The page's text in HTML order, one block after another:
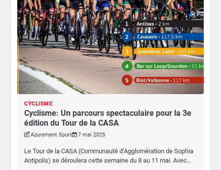
CYCLISME
Cyclisme: Un parcours spectaculaire pour la 3e
édition du Tour de la CASA
Azurement Sport 7 mai 2025
Le Tour de la CASA (Communauté d’Agglomération de Sophia
Antipolis) se déroulera cette semaine du 8 au 11 mai. Avec…